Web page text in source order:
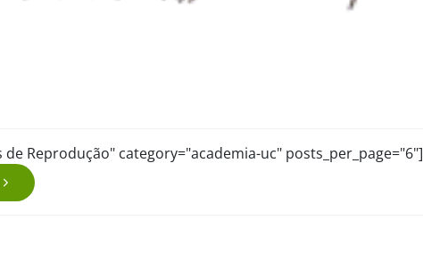
Reprodução" category="academia-uc" posts_per_page="6"]